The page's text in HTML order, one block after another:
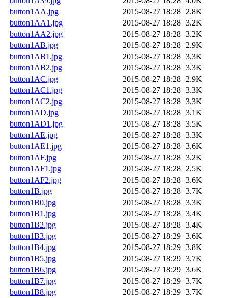
button1AA.jpg
2015-08-27 18:28
2.8K
button1AA1.jpg
2015-08-27 18:28 3.2K
button1AA2.jpg
2015-08-27 18:28 3.2K
button1AB.jpg
2015-08-27 18:28
2.9K
button1AB1.jpg
2015-08-27 18:28 3.3K
button1AB2.jpg
2015-08-27 18:28 3.3K
button1AC.jpg
2015-08-27 18:28
2.9K
button1AC1.jpg
2015-08-27 18:28 3.3K
button1AC2.jpg
2015-08-27 18:28 3.3K
button1AD.jpg
2015-08-27 18:28 3.1K
button1AD1.jpg
2015-08-27 18:28 3.5K
button1AE.jpg
2015-08-27 18:28 3.3K
button1AE1.jpg
2015-08-27 18:28 3.6K
button1AF.jpg
2015-08-27 18:28 3.2K
button1AF1.jpg
2015-08-27 18:28
2.5K
button1AF2.jpg
2015-08-27 18:28 3.6K
button1B.jpg
2015-08-27 18:28 3.7K
button1B0.jpg
2015-08-27 18:28 3.3K
button1B1.jpg
2015-08-27 18:28 3.4K
button1B2.jpg
2015-08-27 18:28 3.4K
button1B3.jpg
2015-08-27 18:29 3.6K
button1B4.jpg
2015-08-27 18:29 3.8K
button1B5.jpg
2015-08-27 18:29 3.7K
button1B6.jpg
2015-08-27 18:29 3.6K
button1B7.jpg
2015-08-27 18:29 3.7K
button1B8.jpg
2015-08-27 18:29 3.7K